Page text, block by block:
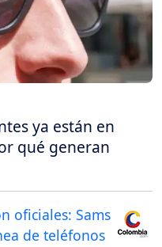
ya están en
qué generan